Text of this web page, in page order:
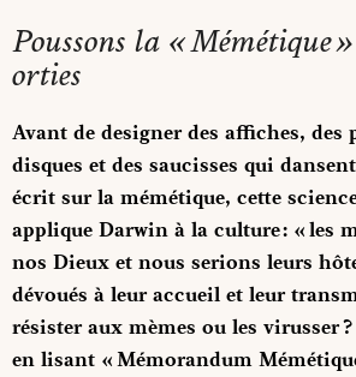
Poussons la « Mémétique
orties
Avant de designer des affiches, des
disques et des saucisses qui
écrit sur la mémétique, cette
applique Darwin à la culture : « les
nos Dieux et nous serions leurs
dévoués à leur accueil et leur
résister aux mèmes ou les virusser
en lisant « Mémorandum